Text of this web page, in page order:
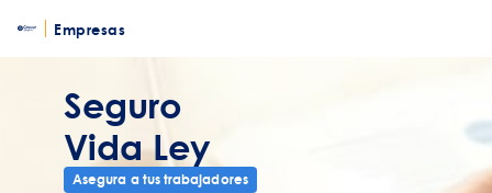
Empresas
Seguro
Vida Ley
Asegura a tus trabajadores